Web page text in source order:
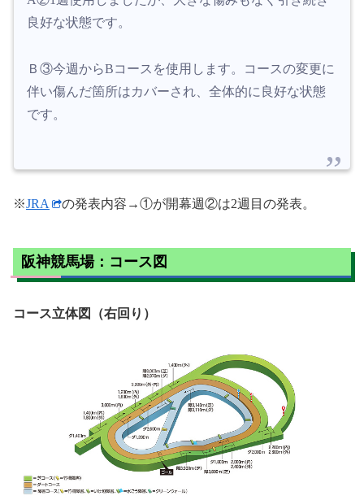
良好な状態です。
Ｂ③今週からBコースを使用します。コースの変更に
伴い傷んだ箇所はカバーされ、全体的に良好な状態
です。
※JRA の発表内容→①が開幕週②は2週目の発表。
阪神競馬場：コース図
コース立体図（右回り）